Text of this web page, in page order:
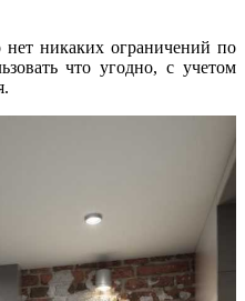
никаких ограничений по
что угодно, с учетом